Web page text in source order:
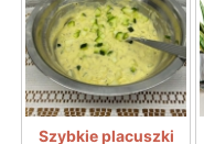
Szybkie placuszki